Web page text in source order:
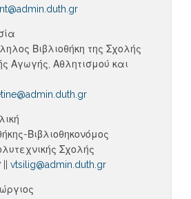
Βιβλιοθήκη της Σχολής
Αγωγής, Αθλητισμού και
Βιβλιοθηκονόμος
Σχολής
vtsilig@admin.duth.gr